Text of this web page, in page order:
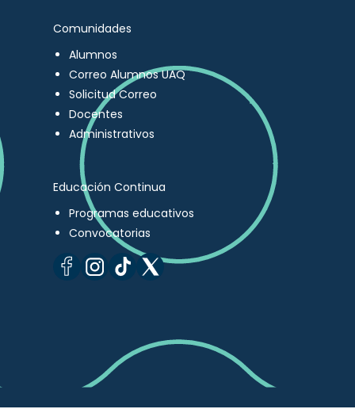
Comunidades
Alumnos
Correo Alumnos UAQ
Solicitud Correo
Docentes
Administrativos
Educación Continua
Programas educativos
Convocatorias